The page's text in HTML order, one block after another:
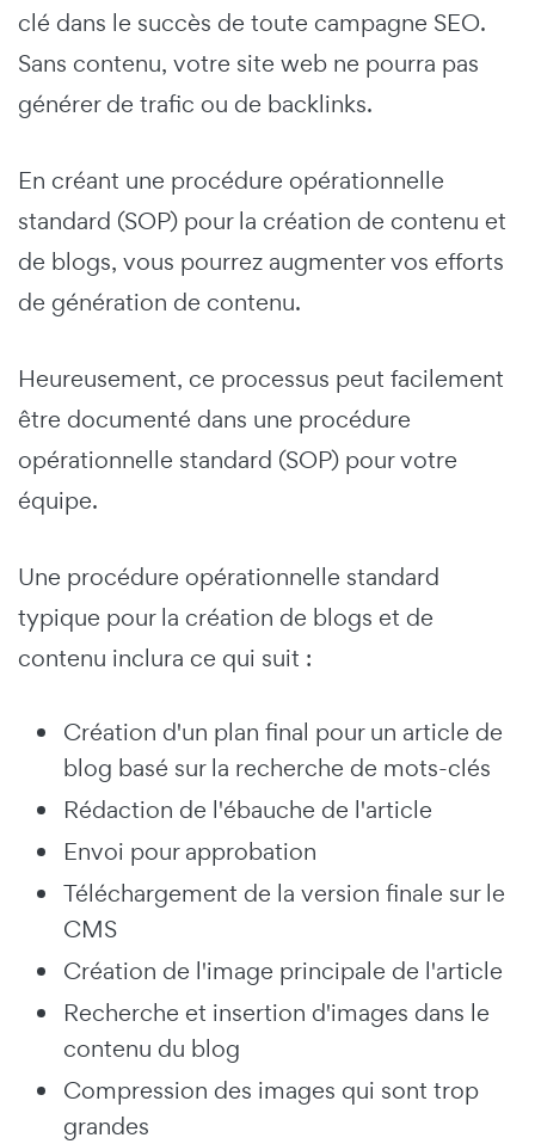
clé dans le succès de toute campagne SEO.
Sans contenu, votre site web ne pourra pas
générer de trafic ou de backlinks.
En créant une procédure opérationnelle
standard (SOP) pour la création de contenu et
de blogs, vous pourrez augmenter vos efforts
de génération de contenu.
Heureusement, ce processus peut facilement
être documenté dans une procédure
opérationnelle standard (SOP) pour votre
équipe.
Une procédure opérationnelle standard
typique pour la création de blogs et de
contenu inclura ce qui suit :
Création d'un plan final pour un article de
blog basé sur la recherche de mots-clés
Rédaction de l'ébauche de l'article
Envoi pour approbation
Téléchargement de la version finale sur le
CMS
Création de l'image principale de l'article
Recherche et insertion d'images dans le
contenu du blog
Compression des images qui sont trop
grandes